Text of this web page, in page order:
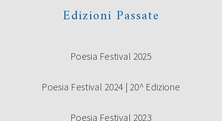
Edizioni Passate
Poesia Festival 2025
Poesia Festival 2024 | 20^ Edizione
Poesia Festival 2023